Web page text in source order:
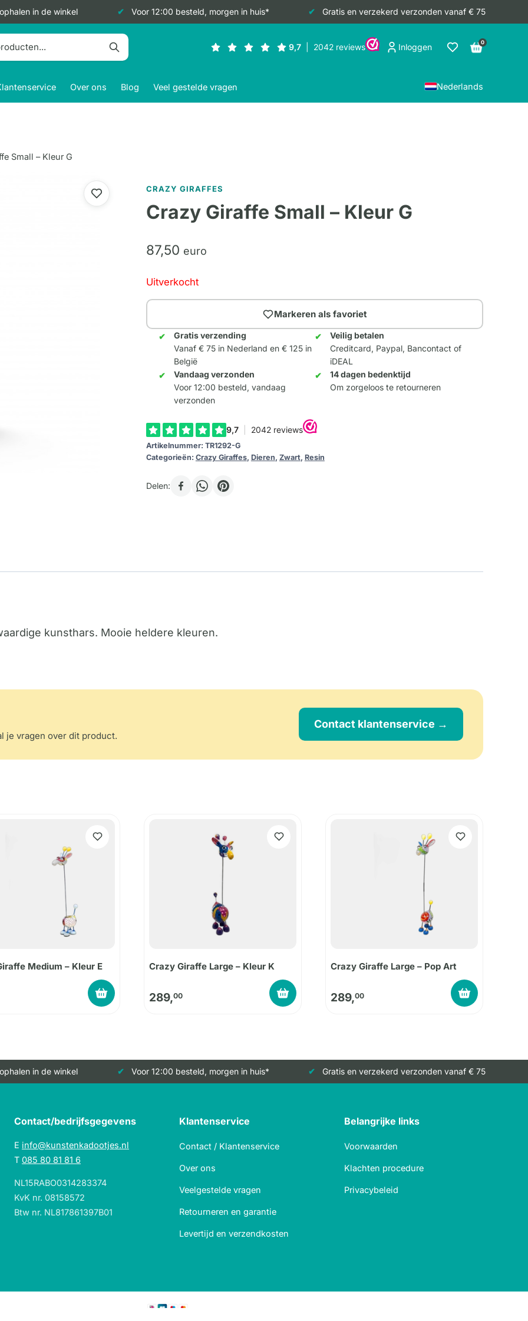
in de winkel Voor 12:00 besteld, morgen in huis* Gratis en verzekerd verzonden vanaf € 75
Inloggen 0
Over ons Blog Veel gestelde vragen Nederlands
Small – Kleur G
CRAZY GIRAFFES
Crazy Giraffe Small – Kleur G
87,50 euro
Uitverkocht
Markeren als favoriet
Gratis verzending
Vanaf € 75 in Nederland en € 125 in
België
Veilig betalen
Creditcard, Paypal, Bancontact of
iDEAL
Vandaag verzonden
Voor 12:00 besteld, vandaag
verzonden
14 dagen bedenktijd
Om zorgeloos te retourneren
Artikelnummer: TR1292-G
Categorieën: Crazy Giraffes, Dieren, Zwart, Resin
Delen:
kunsthars. Mooie heldere kleuren.
je vragen over dit product.
Contact klantenservice →
Medium – Kleur E Crazy Giraffe Large – Kleur K
289,00
Crazy Giraffe Large – Pop Art
289,00
in de winkel Voor 12:00 besteld, morgen in huis* Gratis en verzekerd verzonden vanaf € 75
Contact/bedrijfsgegevens
E info@kunstenkadootjes.nl
T 085 80 81 81 6
NL15RABO0314283374
KvK nr. 08158572
Btw nr. NL817861397B01
Klantenservice
Contact / Klantenservice
Over ons
Veelgestelde vragen
Retourneren en garantie
Levertijd en verzendkosten
Belangrijke links
Voorwaarden
Klachten procedure
Privacybeleid